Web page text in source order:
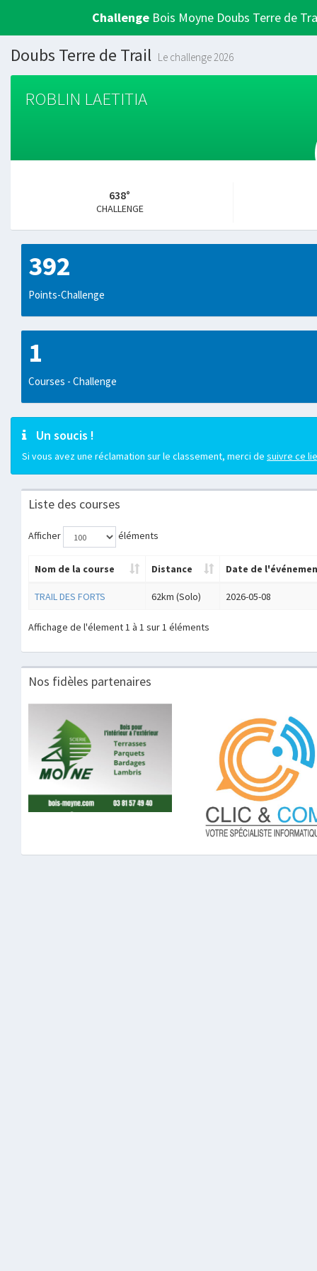
Challenge Bois Moyne Doubs Terre de
Doubs Terre de Trail Le challenge 2026
ROBLIN LAETITIA
638°
CHALLENGE
392
Points-Challenge
1
Courses - Challenge
Un soucis !
Si vous avez une réclamation sur le classement, merci de suivre ce
Liste des courses
Afficher éléments
Nom de la course Distance Date de
TRAIL DES FORTS 62km (Solo) 2026-05-08
Affichage de l'élement 1 à 1 sur 1 éléments
Nos fidèles partenaires